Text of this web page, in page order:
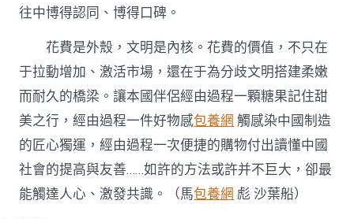
往中博得認同、博得口碑。
花費是外殼，文明是內核。花費的價值，不只在
于拉動增加、激活市場，還在于為分歧文明搭建柔嫩
而耐久的橋梁。讓本國伴侶經由過程一顆糖果記住甜
美之行，經由過程一件好物感包養網 觸感染中國制造
的匠心獨運，經由過程一次便捷的購物付出讀懂中國
社會的提高與友善……如許的方法或許并不巨大，卻最
能觸達人心、激發共識。
（馬包養網 彪 沙葉船）